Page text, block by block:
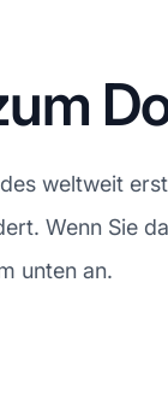
weltweit
Wenn Sie
unten an.